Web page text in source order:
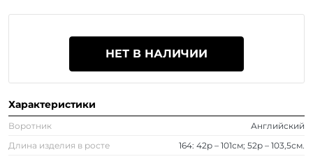
НЕТ В НАЛИЧИИ
Характеристики
Воротник
Английский
Длина изделия в росте
164: 42р – 101см; 52р – 103,5см.